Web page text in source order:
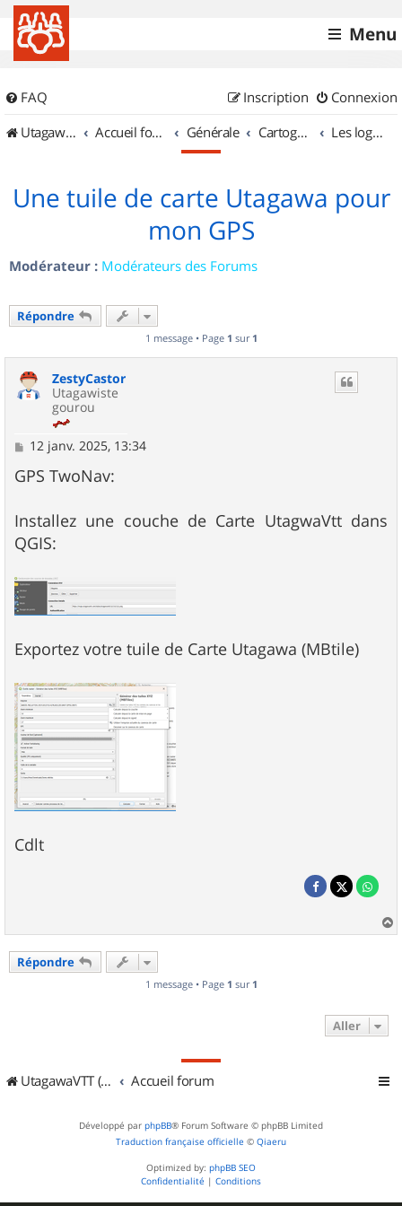
Menu
FAQ Connexion
Inscription
UtagawaVTT (Randos VTT et VTTAE avec traces GPS)
Accueil forum Générale Cartographie et GPS Les logiciels
Une tuile de carte Utagawa pour
mon GPS
Modérateur : Modérateurs des Forums
Répondre
1 message • Page 1 sur 1
ZestyCastor
Utagawiste
gourou
M
s
s
g
e
12 janv. 2025, 13:34
GPS TwoNav:
Installez une couche de Carte UtagwaVtt dans
QGIS:
Exportez votre tuile de Carte Utagawa (MBtile)
Cdlt
a
Répondre
1 message • Page 1 sur 1
Aller
UtagawaVTT (Randos VTT et VTTAE avec traces GPS) Accueil forum
Développé par phpBB® Forum Software © phpBB Limited
Traduction française officielle © Qiaeru
Optimized by: phpBB SEO
Confidentialité | Conditions